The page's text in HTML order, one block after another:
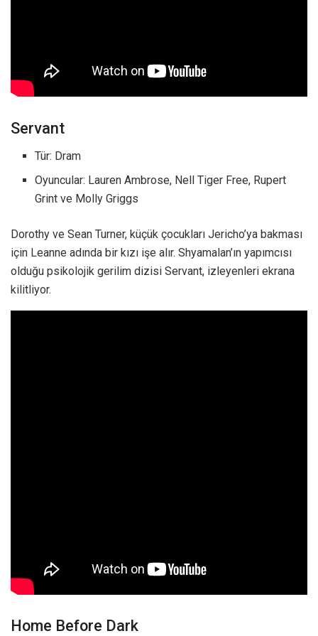
Servant
Tür: Dram
Oyuncular: Lauren Ambrose, Nell Tiger Free, Rupert
Grint ve Molly Griggs
Dorothy ve Sean Turner, küçük çocukları Jericho’ya bakması
için Leanne adında bir kızı işe alır. Shyamalan’ın yapımcısı
olduğu psikolojik gerilim dizisi Servant, izleyenleri ekrana
kilitliyor.
Home Before Dark